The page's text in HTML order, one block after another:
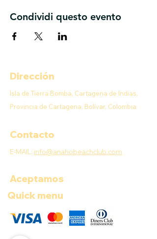
Condividi questo evento
Dirección
Isla de Tierra Bomba, Cartagena de Indias,
Provincia de Cartagena, Bolívar, Colombia
Contacto
E-MAIL: info@anahobeachclub.com
Aceptamos
Quick menu